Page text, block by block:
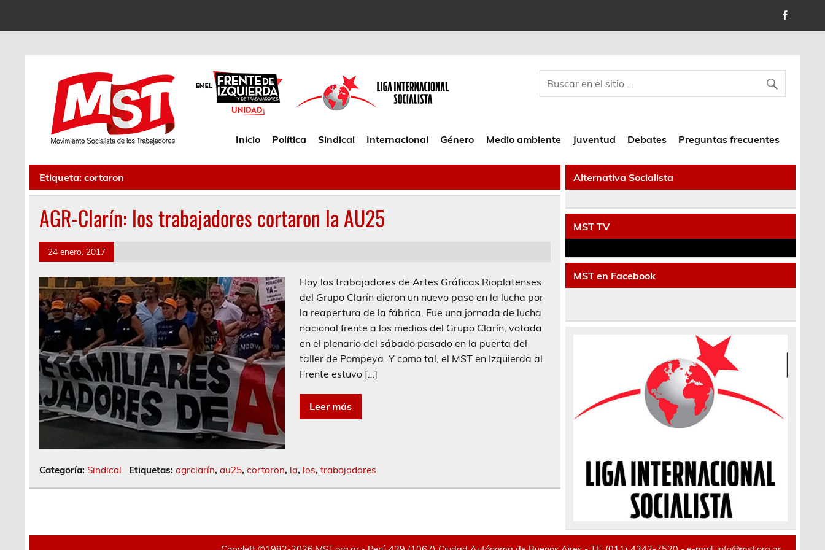
Inicio Política Sindical Internacional Género Medio ambiente Juventud Debates Preguntas frecuentes
Etiqueta:cortaron
AGR-Clarín: los trabajadores cortaron la AU25
24 enero, 2017
Hoy los trabajadores de Artes Gráficas Rioplatenses
del Grupo Clarín dieron un nuevo paso en la lucha por
la reapertura de la fábrica. Fue una jornada de lucha
nacional frente a los medios del Grupo Clarín, votada
en el plenario del sábado pasado en la puerta del
taller de Pompeya. Y como tal, el MST en Izquierda al
Frente estuvo […]
Leer más
Categoría: Sindical Etiquetas: agrclarín, au25, cortaron, la, los, trabajadores
Alternativa Socialista
MST TV
MST en Facebook